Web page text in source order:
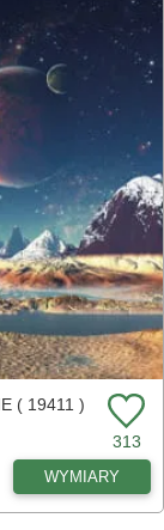
( 19411 )
313
WYMIARY